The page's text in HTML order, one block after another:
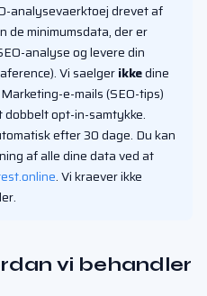
analysevaerktoej drevet af
de minimumsdata, der er
analyse og levere din
Vi saelgerikkedine
e-mails (SEO-tips)
opt-in-samtykke.
efter 30 dage. Du kan
af alle dine data ved at
. Vi kraever ikke
vi behandler